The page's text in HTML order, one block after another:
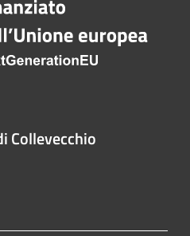
Collevecchio